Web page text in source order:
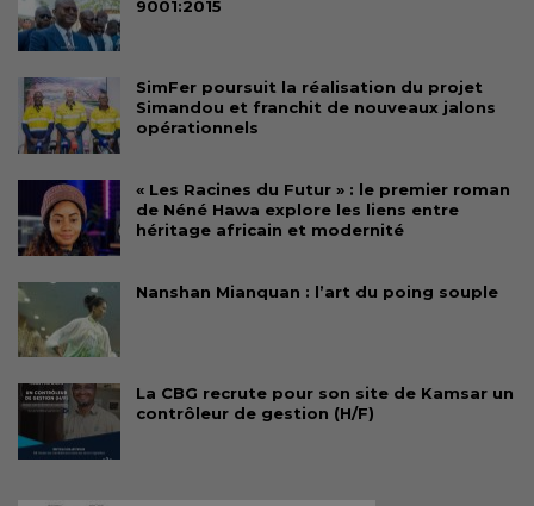
9001:2015
SimFer poursuit la réalisation du projet
Simandou et franchit de nouveaux jalons
opérationnels
« Les Racines du Futur » : le premier roman
de Néné Hawa explore les liens entre
héritage africain et modernité
Nanshan Mianquan : l’art du poing souple
La CBG recrute pour son site de Kamsar un
contrôleur de gestion (H/F)